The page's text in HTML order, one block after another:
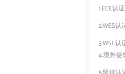
1.ECE认
2.WES
3.WSE
4.境外